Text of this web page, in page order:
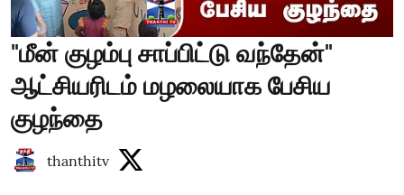
"மீன் குழம்பு சாப்பிட்டு வந்தேன்"
ஆட்சியரிடம் மழலையாக பேசிய
குழந்தை
thanthitv